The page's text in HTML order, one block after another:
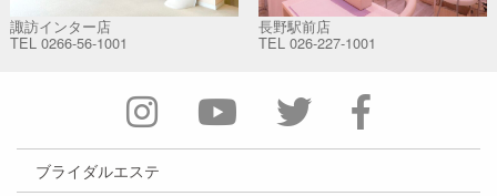
諏訪インター店
TEL 0266-56-1001
長野駅前店
TEL 026-227-1001
ブライダルエステ